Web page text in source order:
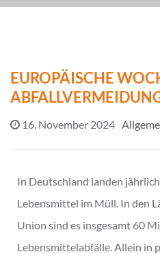
EUROPÄISCHE
16. November 2024
In Deutschland landen
Lebensmittel im Müll. In den
Union sind es insgesamt 60
Lebensmittelabfälle. Allein in